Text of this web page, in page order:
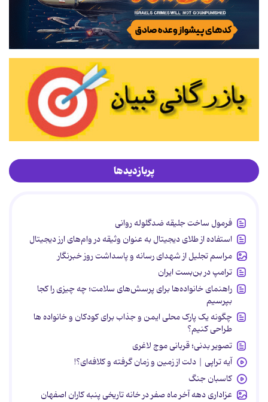
پربازدیدها
فرمول ساخت جلیقه ضدگلوله روانی
استفاده از طلای دیجیتال به عنوان وثیقه در وام‌های ارز دیجیتال
مراسم تجلیل از شهدای رسانه و پاسداشت روز خبرنگار
ترامپ در بن‌بست ایران
راهنمای خانواده‌ها برای پرسش‌های سلامت؛ چه چیزی را کجا
بپرسیم
چگونه یک پارک محلی ایمن و جذاب برای کودکان و خانواده ها
طراحی کنیم؟
تصویر بدنی؛ قربانی موج لاغری
آیه تراپی | دلت از زمین و زمان گرفته و کلافه‌ای؟!
کاسبان جنگ
عزاداری دهه آخر ماه صفر در خانه تاریخی پنبه کاران اصفهان